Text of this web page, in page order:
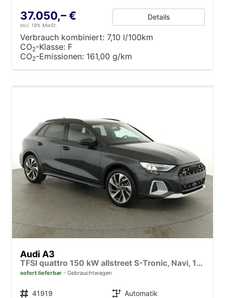
37.050,– €
incl. 19% MwSt.
Details
Verbrauch kombiniert: 7,10 l/100km
CO2-Klasse: F
CO2-Emissionen: 161,00 g/km
Audi A3
TFSI quattro 150 kW allstreet S-Tronic, Navi, 18-Zoll, 5-J. Garantie
sofort lieferbar Gebrauchtwagen
Fahrzeugnr. 41919 Getriebe Automatik